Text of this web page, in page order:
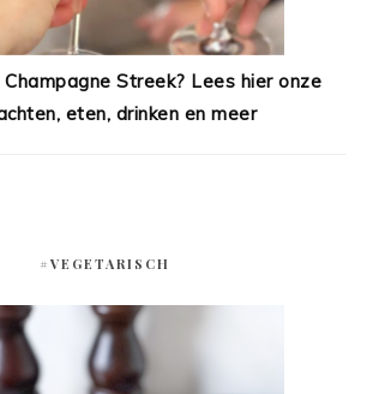
Streek? Lees hier onze
eten, drinken en meer
#VEGETARISCH